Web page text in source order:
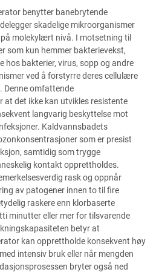
benytter banebrytende
skadelige mikroorganismer
molekylært nivå. I motsetning til
som kun hemmer bakterievekst,
hos bakterier, virus, sopp og andre
ved å forstyrre deres cellulære
omfattende
at det ikke kan utvikles resistente
langvarig beskyttelse mot
Kaldvannsbadets
som er presist
samtidig som trygge
kontakt opprettholdes.
rask og oppnår
av patogener innen to til fire
raskere enn klorbaserte
minutter eller mer for tilsvarende
betyr at
kan opprettholde konsekvent høy
intensiv bruk eller når mengden
bryter også ned